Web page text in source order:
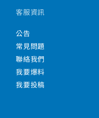
客服資訊
公告
常見問題
聯絡我們
我要爆料
我要投稿